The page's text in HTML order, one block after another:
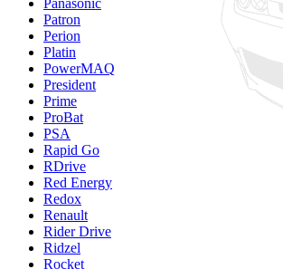
Panasonic
Patron
Perion
Platin
PowerMAQ
President
Prime
ProBat
PSA
Rapid Go
RDrive
Red Energy
Redox
Renault
Rider Drive
Ridzel
Rocket